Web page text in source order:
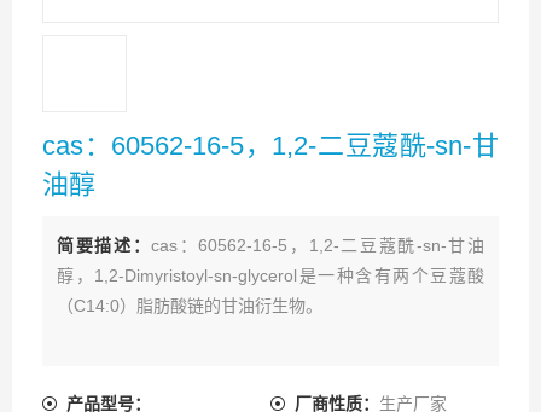
cas：60562-16-5，1,2-二豆蔻酰-sn-甘
油醇
简要描述：cas：60562-16-5，1,2-二豆蔻酰-sn-甘油
醇，1,2-Dimyristoyl-sn-glycerol是一种含有两个豆蔻酸
（C14:0）脂肪酸链的甘油衍生物。
产品型号： 厂商性质： 生产厂家